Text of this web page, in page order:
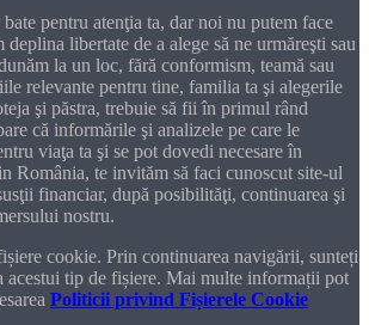
pentru atenţia ta, dar noi nu putem face
deplina libertate de a alege să ne urmăreşti sau
la un loc, fără conformism, teamă sau
relevante pentru tine, familia ta şi alegerile
şi păstra, trebuie să fii în primul rând
că informările şi analizele pe care le
viaţa ta şi se pot dovedi necesare în
România, te invităm să faci cunoscut site-ul
financiar, după posibilităţi, continuarea şi
nostru.
cookie. Prin continuarea navigării, sunteți
acestui tip de fișiere. Mai multe informații pot
Politicii privind Fișierele Cookie